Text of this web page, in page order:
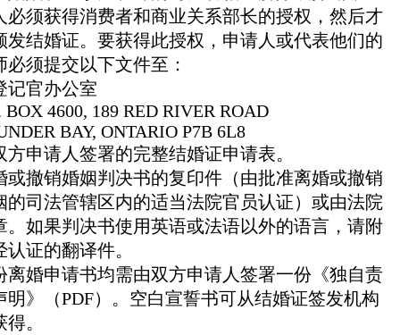
必须获得消费者和商业关系部长的授权，然后才
发结婚证。要获得此授权，申请人或代表他们的
必须提交以下文件至：
记官办公室
BOX 4600, 189 RED RIVER ROAD
BAY, ONTARIO P7B 6L8
方申请人签署的完整结婚证申请表。
或撤销婚姻判决书的复印件（由批准离婚或撤销
的司法管辖区内的适当法院官员认证）或由法院
。如果判决书使用英语或法语以外的语言，请附
认证的翻译件。
离婚申请书均需由双方申请人签署一份《独自责
明》（PDF）。空白宣誓书可从结婚证签发机构
。